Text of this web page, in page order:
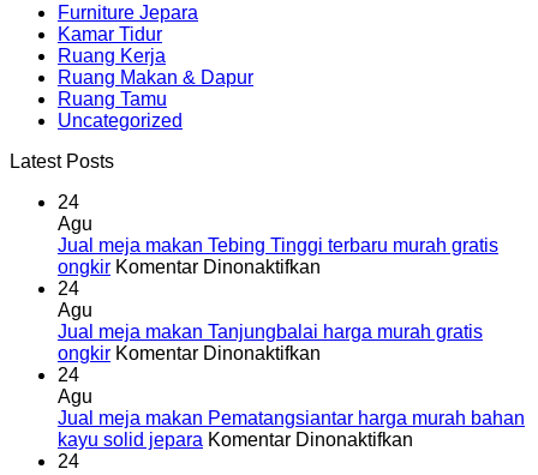
Furniture Jepara
Kamar Tidur
Ruang Kerja
Ruang Makan & Dapur
Ruang Tamu
Uncategorized
Latest Posts
24
Agu
Jual meja makan Tebing Tinggi terbaru murah gratis
ongkir Komentar Dinonaktifkan
makan
murah
gratis
24
Agu
Jual meja makan Tanjungbalai harga murah gratis
ongkir Komentar Dinonaktifkan
makan
Tanjungbalai
24
Agu
Jual meja makan Pematangsiantar harga murah bahan
kayu solid jepara Komentar Dinonaktifkan
24